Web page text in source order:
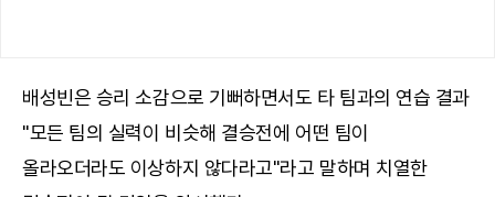
배성빈은 승리 소감으로 기뻐하면서도 타 팀과의 연습 결과
"모든 팀의 실력이 비슷해 결승전에 어떤 팀이
올라오더라도 이상하지 않다라고"라고 말하며 치열한